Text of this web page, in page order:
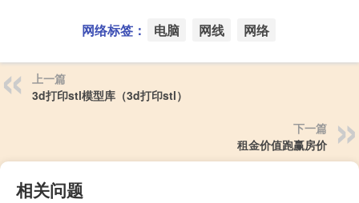
网络标签： 电脑 网线 网络
上一篇
3d打印stl模型库（3d打印stl）
下一篇
租金价值跑赢房价
相关问题